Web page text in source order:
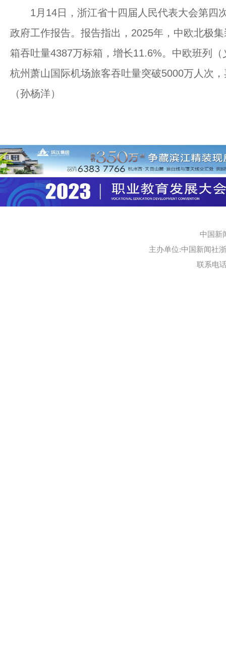
1月14日，浙江省十四届人民代表大会第四
政府工作报告。报告指出，2025年，中欧北极
箱吞吐量4387万标箱，增长11.6%。中欧班列
杭州萧山国际机场旅客吞吐量突破5000万人次
（孙杨洋）
中国新
主办单位:中国新闻社
联系电